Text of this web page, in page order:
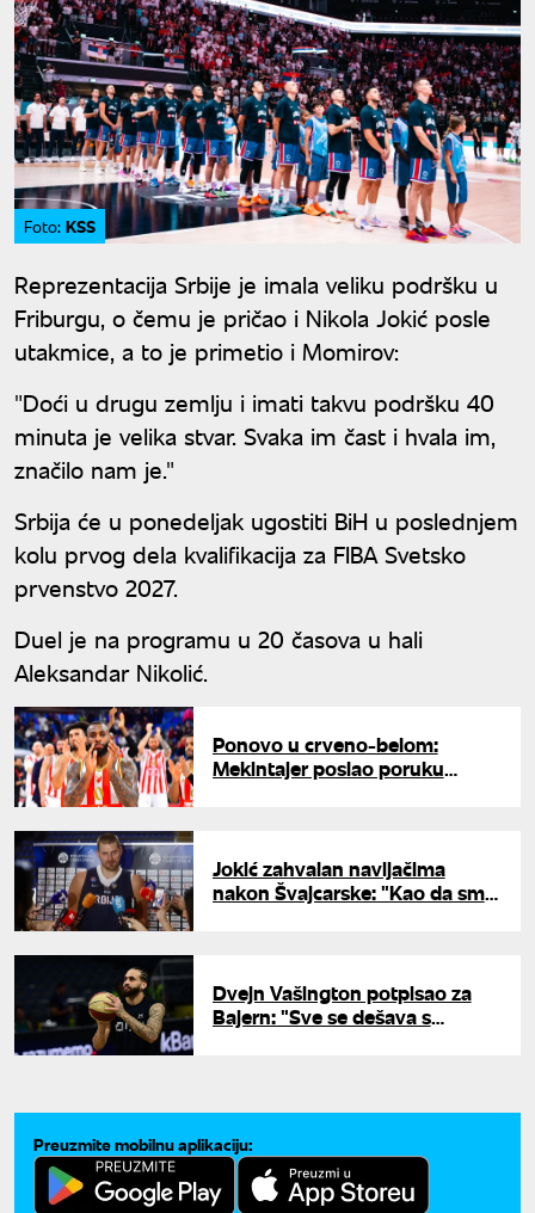
Foto: KSS
Reprezentacija Srbije je imala veliku podršku u
Friburgu, o čemu je pričao i Nikola Jokić posle
utakmice, a to je primetio i Momirov:
"Doći u drugu zemlju i imati takvu podršku 40
minuta je velika stvar. Svaka im čast i hvala im,
značilo nam je."
Srbija će u ponedeljak ugostiti BiH u poslednjem
kolu prvog dela kvalifikacija za FIBA Svetsko
prvenstvo 2027.
Duel je na programu u 20 časova u hali
Aleksandar Nikolić.
Ponovo u crveno-belom:
Mekintajer poslao poruku
Jokić zahvalan navijačima
nakon Švajcarske: "Kao da smo
Dvejn Vašington potpisao za
Bajern: "Sve se dešava s
Preuzmite mobilnu aplikaciju: